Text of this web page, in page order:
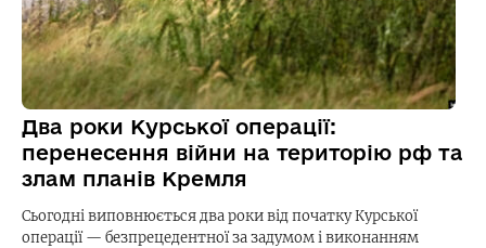
Два роки Курської операції:
перенесення війни на територію рф та
злам планів Кремля
Сьогодні виповнюється два роки від початку Курської
операції — безпрецедентної за задумом і виконанням